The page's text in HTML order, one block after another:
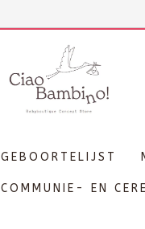
GEBOORTELIJST
COMMUNIE- EN